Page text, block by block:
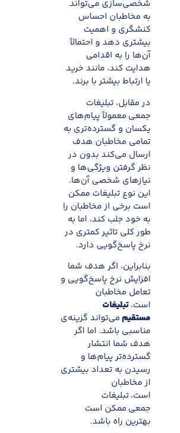
شخصی‌سازی می‌تواند
به مخاطبان احساس
کنشگری و اهمیت
بیشتری دهد و احتمالاً
آن‌ها را به اقدامی
هدایت کند، مانند خرید
یا ارتباط بیشتر با برند.
در مقابل، تبلیغات
جمعی معمولاً پیام‌های
یکسان و گسترده‌تری به
تمامی مخاطبان هدف
ارسال می‌کند بدون در
نظر گرفتن ویژگی‌ها و
نیازهای شخصی آن‌ها.
این نوع تبلیغات ممکن
است برخی از مخاطبان را
به خود جلب کند، اما به
طور کلی تاثیر کمتری در
نرخ پاسخ‌گویی دارد.
بنابراین، اگر هدف شما
افزایش نرخ پاسخ‌گویی و
تعامل مخاطبان
است،تبلیغات
مستقیممی‌تواند گزینه‌ی
مناسبی باشد. اما اگر
هدف شما انتشار
گسترده‌تر پیام‌ها و
رسیدن به تعداد بیشتری
از مخاطبان
است، تبلیغات
جمعی ممکن است
بهترین راه باشد.